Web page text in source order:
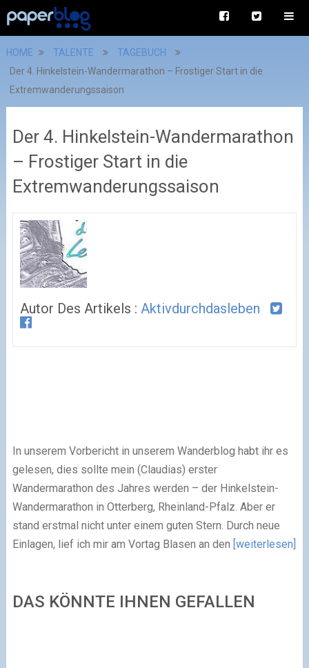
HOME TALENTE
TAGEBUCH
Der 4. Hinkelstein-Wandermarathon – Frostiger Start in die
Extremwanderungssaison
Der 4. Hinkelstein-Wandermarathon
– Frostiger Start in die
Extremwanderungssaison
Autor Des Artikels : Aktivdurchdasleben
In unserem Vorbericht in unserem Wanderblog habt ihr es
gelesen, dies sollte mein (Claudias) erster
Wandermarathon des Jahres werden – der Hinkelstein-
Wandermarathon in Otterberg, Rheinland-Pfalz. Aber er
stand erstmal nicht unter einem guten Stern. Durch neue
Einlagen, lief ich mir am Vortag Blasen an den [weiterlesen]
DAS KÖNNTE IHNEN GEFALLEN